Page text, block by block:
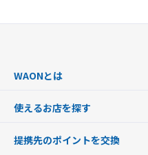
WAONとは
WAONを申込む
インターネット上でのお買い物に
使えるお店を探す
店舗検索
提携先のポイントを交換